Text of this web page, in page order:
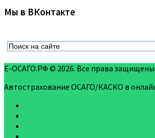
Мы в ВКонтакте
Е-ОСАГО.РФ © 2026. Все права защищены.
Автострахование ОСАГО/КАСКО в